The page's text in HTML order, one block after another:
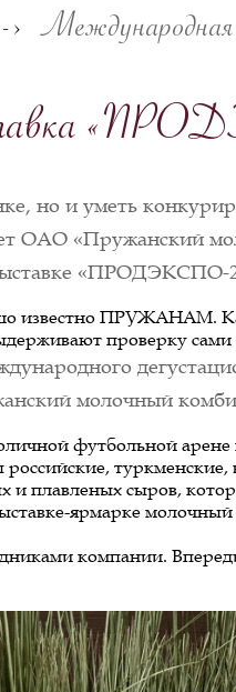
->
но и уметь
ОАО «Пружанский
«ПРОДЭКСПО-
известно
проверку сами
молочный
футбольной
плавленых сыров,
ярмарке
компании.